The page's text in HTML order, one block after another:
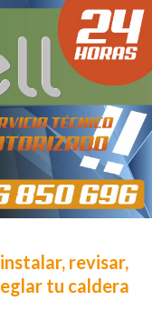
revisar,
tu caldera